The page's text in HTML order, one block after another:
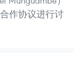
作协议进行讨